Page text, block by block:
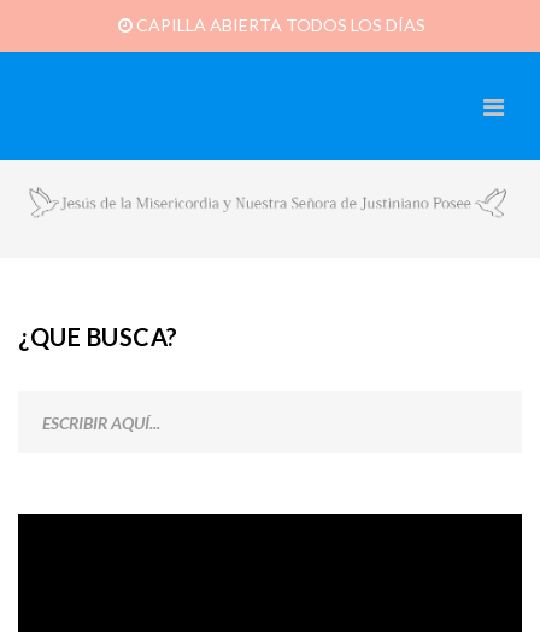
CAPILLA ABIERTA TODOS LOS DÍAS
¿QUE BUSCA?